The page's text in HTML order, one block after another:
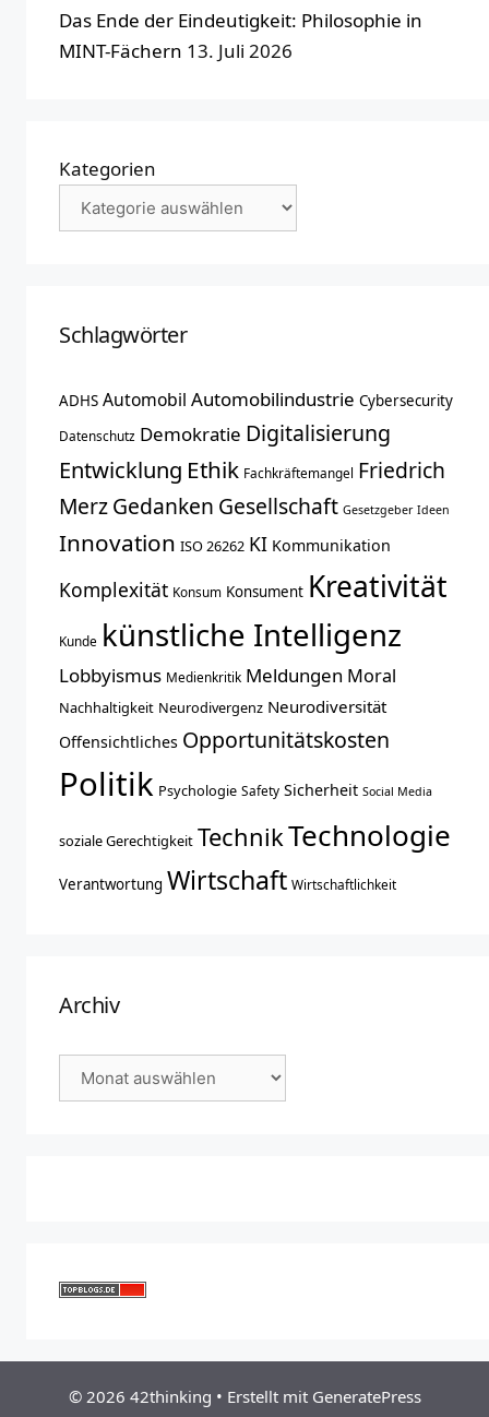
Das Ende der Eindeutigkeit: Philosophie in
MINT-Fächern 13. Juli 2026
Kategorien
Schlagwörter
ADHS Automobil Automobilindustrie Cybersecurity
Datenschutz Demokratie Digitalisierung
Entwicklung Ethik Fachkräftemangel Friedrich
MerzGedanken Gesellschaft Gesetzgeber Ideen
Innovation ISO 26262 KI Kommunikation
Komplexität Konsum Konsument Kreativität
Kunde künstliche Intelligenz
Lobbyismus Medienkritik Meldungen Moral
Nachhaltigkeit Neurodivergenz Neurodiversität
Offensichtliches Opportunitätskosten
Politik Psychologie Safety Sicherheit Social Media
soziale Gerechtigkeit TechnikTechnologie
Verantwortung Wirtschaft Wirtschaftlichkeit
Archiv
Archiv
© 2026 42thinking • Erstellt mit GeneratePress